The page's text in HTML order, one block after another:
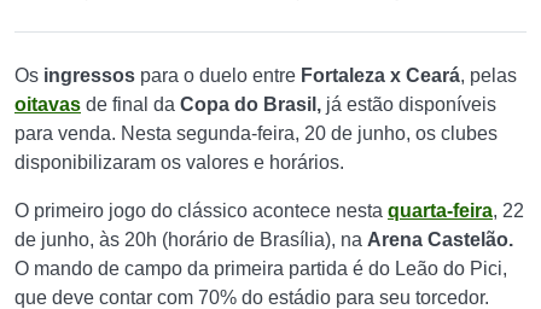
Os ingressos para o duelo entre Fortaleza x Ceará, pelas
oitavas de final da Copa do Brasil, já estão disponíveis
para venda. Nesta segunda-feira, 20 de junho, os clubes
disponibilizaram os valores e horários.
O primeiro jogo do clássico acontece nesta quarta-feira, 22
de junho, às 20h (horário de Brasília), na Arena Castelão.
O mando de campo da primeira partida é do Leão do Pici,
que deve contar com 70% do estádio para seu torcedor.